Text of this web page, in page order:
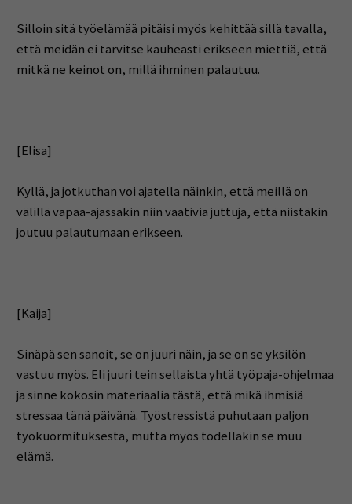
Silloin sitä työelämää pitäisi myös kehittää sillä tavalla,
että meidän ei tarvitse kauheasti erikseen miettiä, että
mitkä ne keinot on, millä ihminen palautuu.
[Elisa]
Kyllä, ja jotkuthan voi ajatella näinkin, että meillä on
välillä vapaa-ajassakin niin vaativia juttuja, että niistäkin
joutuu palautumaan erikseen.
[Kaija]
Sinäpä sen sanoit, se on juuri näin, ja se on se yksilön
vastuu myös. Eli juuri tein sellaista yhtä työpaja-ohjelmaa
ja sinne kokosin materiaalia tästä, että mikä ihmisiä
stressaa tänä päivänä. Työstressistä puhutaan paljon
työkuormituksesta, mutta myös todellakin se muu
elämä.